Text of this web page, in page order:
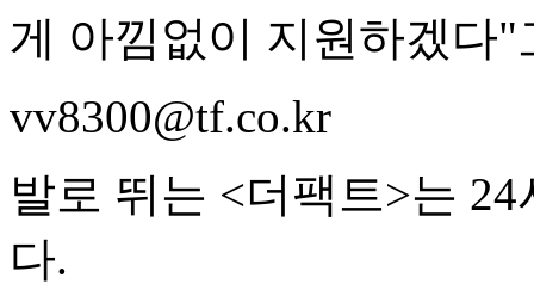
게 아낌없이 지원하겠다"
vv8300@tf.co.kr
발로 뛰는 <더팩트>는
다.